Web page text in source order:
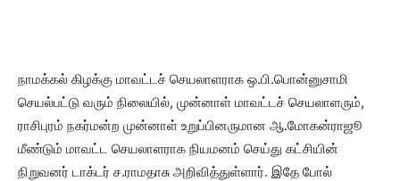
நாமக்கல் கிழக்கு மாவட்டச் செயலாளராக ஒ.பி.பொன்னுசாமி
செயல்பட்டு வரும் நிலையில், முன்னாள் மாவட்டச் செயலாளரும்,
ராசிபுரம் நகர்மன்ற முன்னாள் உறுப்பினருமான ஆ.மோகன்ராஜூ
மீண்டும் மாவட்ட செயலாளராக நியமனம் செய்து கட்சியின்
நிறுவனர் டாக்டர் ச.ராமதாசு அறிவித்துள்ளார். இதே போல்